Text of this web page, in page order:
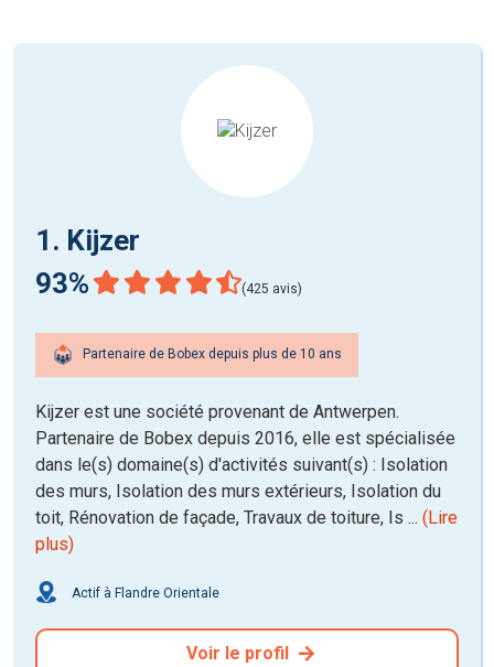
1. Kijzer
93%
(425 avis)
Partenaire de Bobex depuis plus de 10 ans
Kijzer est une société provenant de Antwerpen.
Partenaire de Bobex depuis 2016, elle est spécialisée
dans le(s) domaine(s) d'activités suivant(s) : Isolation
des murs, Isolation des murs extérieurs, Isolation du
toit, Rénovation de façade, Travaux de toiture, Is ... (Lire
plus)
Actif à Flandre Orientale
Voir le profil